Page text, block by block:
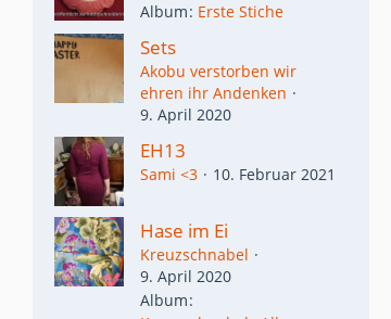
Album Erste Stiche
Sets
Akobu verstorben wir
ehren ihr Andenken
9. April 2020
EH13
Sami <3 10. Februar 2021
Hase im Ei
Kreuzschnabel
9. April 2020
Album